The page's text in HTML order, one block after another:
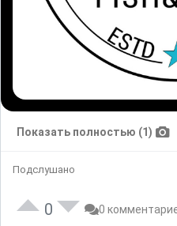
Показать полностью (1)
Подслушано
0 0